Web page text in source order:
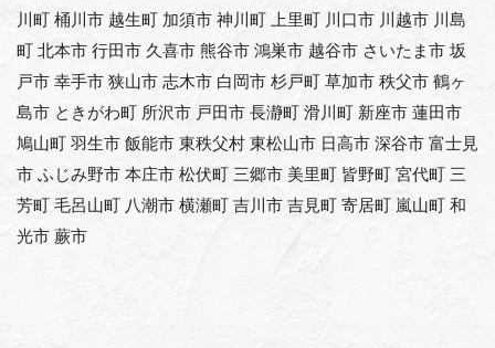
川町 桶川市 越生町 加須市 神川町 上里町 川口市 川越市 川島
町 北本市 行田市 久喜市 熊谷市 鴻巣市 越谷市 さいたま市 坂
戸市 幸手市 狭山市 志木市 白岡市 杉戸町 草加市 秩父市 鶴ヶ
島市 ときがわ町 所沢市 戸田市 長瀞町 滑川町 新座市 蓮田市
鳩山町 羽生市 飯能市 東秩父村 東松山市 日高市 深谷市 富士見
市 ふじみ野市 本庄市 松伏町 三郷市 美里町 皆野町 宮代町 三
芳町 毛呂山町 八潮市 横瀬町 吉川市 吉見町 寄居町 嵐山町 和
光市 蕨市